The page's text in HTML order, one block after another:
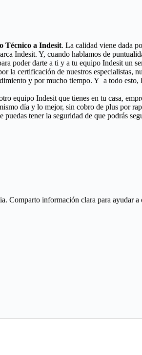
Técnico a Indesit. La calidad viene dada
Indesit. Y, cuando hablamos de
poder darte a ti y a tu equipo Indesit un
la certificación de nuestros especialistas,
y por mucho tiempo. Y a todo
equipo Indesit que tienes en tu casa,
día y lo mejor, sin cobro de plus por
puedas tener la seguridad de que podrás
Comparto información clara para ayudar